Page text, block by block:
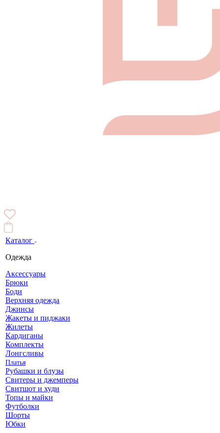
Каталог
Одежда
Аксессуары
Брюки
Боди
Верхняя одежда
Джинсы
Жакеты и пиджаки
Жилеты
Кардиганы
Комплекты
Лонгсливы
Платья
Рубашки и блузы
Свитеры и джемперы
Свитшот и худи
Топы и майки
Футболки
Шорты
Юбки